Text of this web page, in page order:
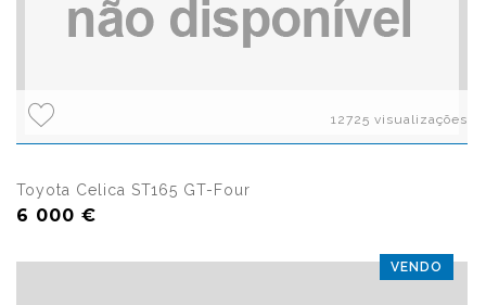
12725 visualizações
Toyota Celica ST165 GT-Four
6 000 €
VENDO